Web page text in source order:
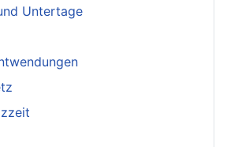
Untertage